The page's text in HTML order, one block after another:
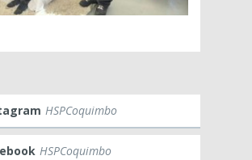
HSPCoquimbo
HSPCoquimbo